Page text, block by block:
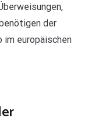
der
im europäischen